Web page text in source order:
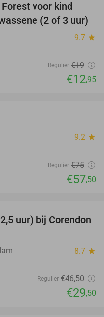
voor kind
(2 of 3 uur)
9.7 star
Regulier €19
€12,95
9.2 star
Regulier €75
€57,50
37%
uur) bij Corendon
8.7 star
Regulier €46,50
€29,50